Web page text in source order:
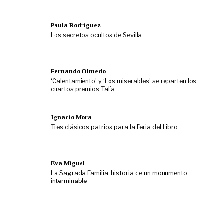
Paula Rodríguez
Los secretos ocultos de Sevilla
Fernando Olmedo
‘Calentamiento’ y ‘Los miserables’ se reparten los
cuartos premios Talía
Ignacio Mora
Tres clásicos patrios para la Feria del Libro
Eva Miguel
La Sagrada Familia, historia de un monumento
interminable